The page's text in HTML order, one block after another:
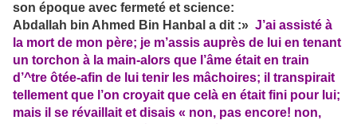
son époque avec fermeté et science:
Abdallah bin Ahmed Bin Hanbal a dit :» J’ai assisté à
la mort de mon père; je m’assis auprès de lui en tenant
un torchon à la main-alors que l’âme était en train
d’^tre ôtée-afin de lui tenir les mâchoires; il transpirait
tellement que l’on croyait que celà en était fini pour lui;
mais il se révaillait et disais « non, pas encore! non,